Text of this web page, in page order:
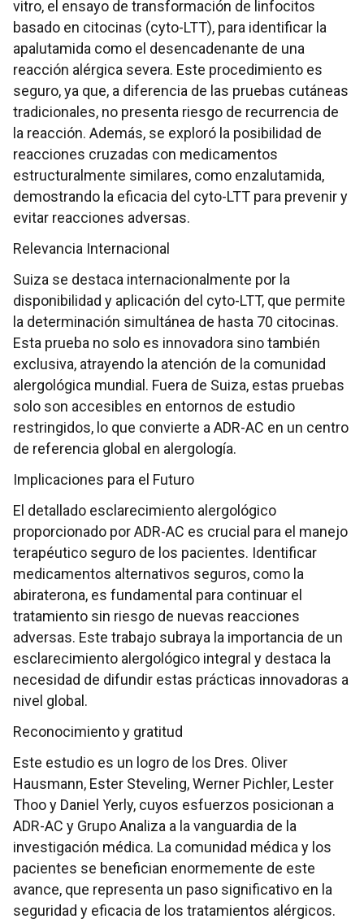
vitro, el ensayo de transformación de linfocitos
basado en citocinas (cyto-LTT), para identificar la
apalutamida como el desencadenante de una
reacción alérgica severa. Este procedimiento es
seguro, ya que, a diferencia de las pruebas cutáneas
tradicionales, no presenta riesgo de recurrencia de
la reacción. Además, se exploró la posibilidad de
reacciones cruzadas con medicamentos
estructuralmente similares, como enzalutamida,
demostrando la eficacia del cyto-LTT para prevenir y
evitar reacciones adversas.
Relevancia Internacional
Suiza se destaca internacionalmente por la
disponibilidad y aplicación del cyto-LTT, que permite
la determinación simultánea de hasta 70 citocinas.
Esta prueba no solo es innovadora sino también
exclusiva, atrayendo la atención de la comunidad
alergológica mundial. Fuera de Suiza, estas pruebas
solo son accesibles en entornos de estudio
restringidos, lo que convierte a ADR-AC en un centro
de referencia global en alergología.
Implicaciones para el Futuro
El detallado esclarecimiento alergológico
proporcionado por ADR-AC es crucial para el manejo
terapéutico seguro de los pacientes. Identificar
medicamentos alternativos seguros, como la
abiraterona, es fundamental para continuar el
tratamiento sin riesgo de nuevas reacciones
adversas. Este trabajo subraya la importancia de un
esclarecimiento alergológico integral y destaca la
necesidad de difundir estas prácticas innovadoras a
nivel global.
Reconocimiento y gratitud
Este estudio es un logro de los Dres. Oliver
Hausmann, Ester Steveling, Werner Pichler, Lester
Thoo y Daniel Yerly, cuyos esfuerzos posicionan a
ADR-AC y Grupo Analiza a la vanguardia de la
investigación médica. La comunidad médica y los
pacientes se benefician enormemente de este
avance, que representa un paso significativo en la
seguridad y eficacia de los tratamientos alérgicos.